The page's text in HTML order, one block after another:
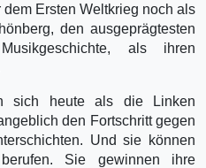
Ersten Weltkrieg noch als
den ausgeprägtesten
als ihren
sich heute als die Linken
den Fortschritt gegen
Und sie können
Sie gewinnen ihre